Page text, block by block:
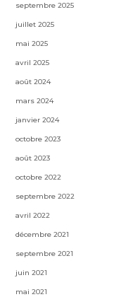
septembre 2025
juillet 2025
mai 2025
avril 2025
août 2024
mars 2024
janvier 2024
octobre 2023
août 2023
octobre 2022
septembre 2022
avril 2022
décembre 2021
septembre 2021
juin 2021
mai 2021